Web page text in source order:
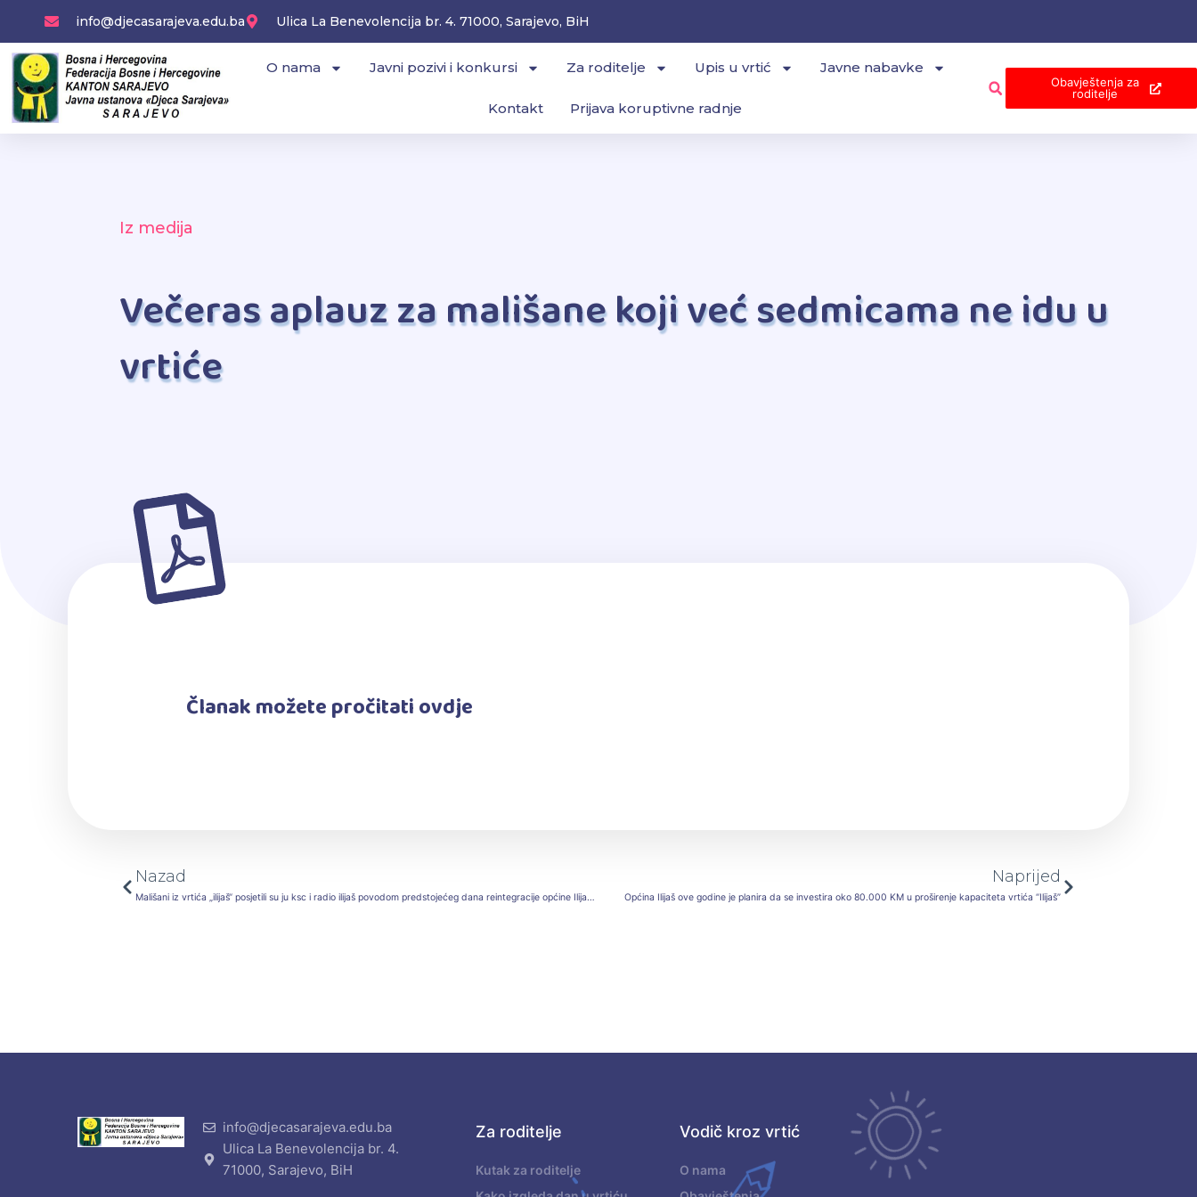
content
info@djecasarajeva.edu.ba Ulica La Benevolencija br. 4. 71000, Sarajevo, BiH
O nama Javni pozivi i konkursi Za roditelje Upis u vrtić Javne nabavke
Kontakt Prijava koruptivne radnje
Obavještenja za
roditelje
Iz medija
Večeras aplauz za mališane koji već sedmicama ne idu u
vrtiće
Članak možete pročitati ovdje
Prev
Nazad
Mališani iz vrtića „ilijaš“ posjetili su ju ksc i radio ilijaš povodom predstojećeg dana reintegracije općine Ilijaši dana nezavisnosti BiH
Naprijed
Općina Ilijaš ove godine je planira da se investira oko 80.000 KM u proširenje kapaciteta vrtića “Ilijaš”
Next
info@djecasarajeva.edu.ba
Ulica La Benevolencija br. 4.
71000, Sarajevo, BiH
Za roditelje
Kutak za roditelje
Vodič kroz vrtić
O nama